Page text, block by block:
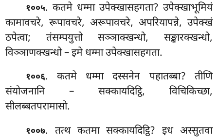
१००५. कतमे धम्मा उपेक्खासहगता? उपेक्खाभूमियं
कामावचरे, रूपावचरे, अरूपावचरे, अपरियापन्ने, उपेक्खं
ठपेत्वा; तंसम्पयुत्तो सञ्ञाक्खन्धो, सङ्खारक्खन्धो,
विञ्ञाणक्खन्धो – इमे धम्मा उपेक्खासहगता.
१००६. कतमे धम्मा दस्सनेन पहातब्बा? तीणि
संयोजनानि – सक्कायदिट्ठि, विचिकिच्छा,
सीलब्बतपरामासो.
१००७. तत्थ कतमा सक्कायदिट्ठि? इध अस्सुतवा